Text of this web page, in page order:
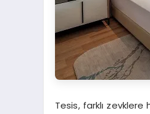
Tesis, farklı